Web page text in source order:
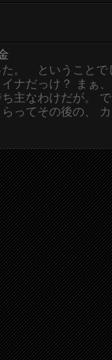
た。 ということで
ナだっけ？ まぁ
主なわけだが。
ってその後の、